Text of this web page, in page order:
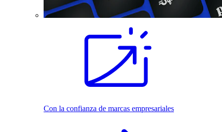
Con la confianza de marcas empresariales